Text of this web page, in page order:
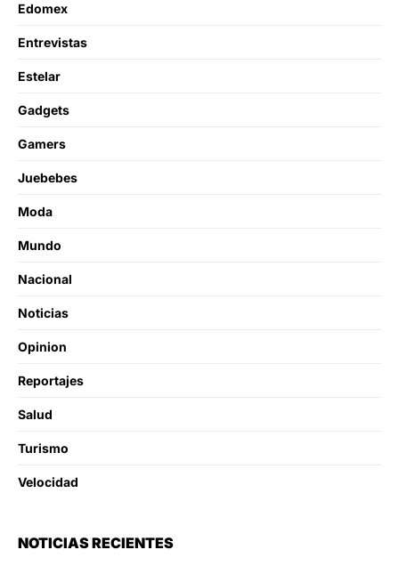
Edomex
Entrevistas
Estelar
Gadgets
Gamers
Juebebes
Moda
Mundo
Nacional
Noticias
Opinion
Reportajes
Salud
Turismo
Velocidad
NOTICIAS RECIENTES